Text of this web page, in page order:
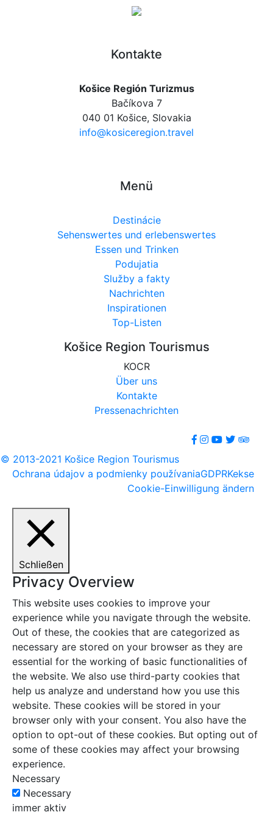
Kontakte
Košice Región Turizmus
Bačíkova 7
040 01 Košice, Slovakia
info@kosiceregion.travel
Menü
Destinácie
Sehenswertes und erlebenswertes
Essen und Trinken
Podujatia
Služby a fakty
Nachrichten
Inspirationen
Top-Listen
Košice Region Tourismus
KOCR
Über uns
Kontakte
Pressenachrichten
© 2013-2021 Košice Region Tourismus
Ochrana údajov a podmienky používaniaGDPRKekse
Cookie-Einwilligung ändern
Schließen
Privacy Overview
This website uses cookies to improve your
experience while you navigate through the website.
Out of these, the cookies that are categorized as
necessary are stored on your browser as they are
essential for the working of basic functionalities of
the website. We also use third-party cookies that
help us analyze and understand how you use this
website. These cookies will be stored in your
browser only with your consent. You also have the
option to opt-out of these cookies. But opting out of
some of these cookies may affect your browsing
experience.
Necessary
Necessary
immer aktiv